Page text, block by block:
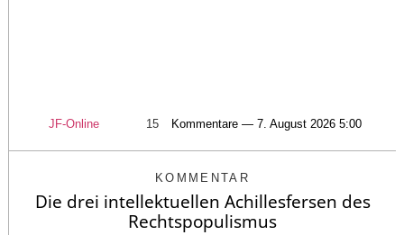
JF-Online 15 Kommentare — 7. August 2026 5:00
KOMMENTAR
Die drei intellektuellen Achillesfersen des
Rechtspopulismus